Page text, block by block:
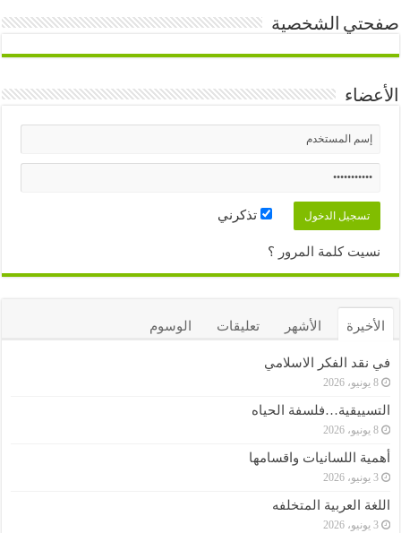
صفحتي الشخصية
الأعضاء
تذكرني
نسيت كلمة المرور ؟
الأخيرة الأشهر تعليقات الوسوم
في نقد الفكر الاسلامي
8 يونيو، 2026
التسييقية…فلسفة الحياه
8 يونيو، 2026
أهمية اللسانيات واقسامها
3 يونيو، 2026
اللغة العربية المتخلفه
3 يونيو، 2026